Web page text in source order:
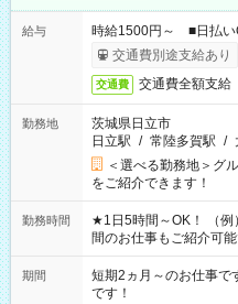
給与
時給1500円～ ■日払い
交通費別途支給あり
交通費 交通費全額支給
勤務地
茨城県日立市
日立駅 / 常陸多賀駅 /
＜選べる勤務地＞
をご紹介できます！
勤務時間
★1日5時間～OK！ （例
間のお仕事もご紹介可
家庭の都合でお休みが
※週最低15時間以上の
期間
短期2ヵ月～のお仕事
です！